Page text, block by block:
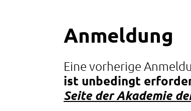
Anmeldung
Eine vorherige
ist unbedingt
Seite der Akademie